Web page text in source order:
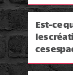
Est-ce
les
ces